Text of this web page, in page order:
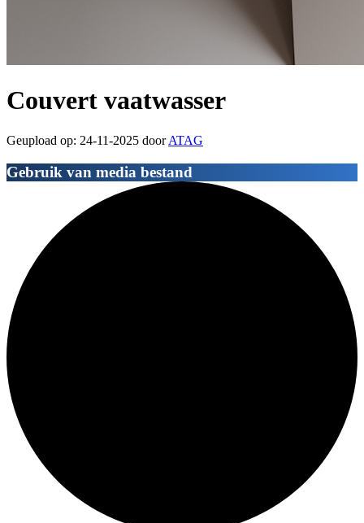
Couvert vaatwasser
Geupload op: 24-11-2025 doorATAG
Gebruik van media bestand